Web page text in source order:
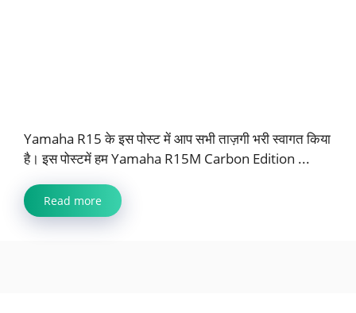
Yamaha R15 के इस पोस्ट में आप सभी ताज़गी भरी स्वागत किया
है। इस पोस्टमें हम Yamaha R15M Carbon Edition ...
Read more